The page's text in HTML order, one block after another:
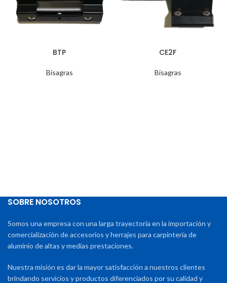
BTP
Bisagras
CE2F
Bisagras
SOBRE NOSOTROS
Somos una empresa con una larga trayectoria en la importación y
comercialización de accesorios y herrajes para carpintería de
aluminio de altas y medias prestaciones.
Nuestra misión es dar la mayor satisfacción a nuestros clientes
brindando servicios y productos diferenciados por su calidad y